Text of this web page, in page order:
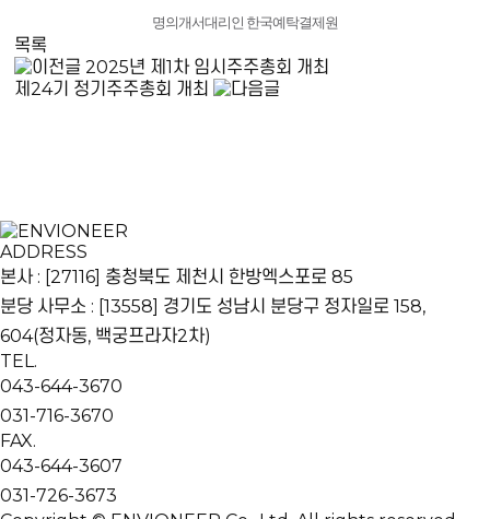
명의개서대리인 한국예탁결제원
목록
2025년 제1차 임시주주총회 개최
제24기 정기주주총회 개최
ADDRESS
본사 : [27116] 충청북도 제천시 한방엑스포로 85
분당 사무소 : [13558] 경기도 성남시 분당구 정자일로 158,
604(정자동, 백궁프라자2차)
TEL.
043-644-3670
031-716-3670
FAX.
043-644-3607
031-726-3673